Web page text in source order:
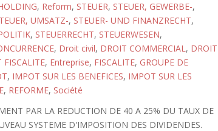
, Reform, STEUER, STEUER, GEWERBE-,
UMSATZ-, STEUER- UND FINANZRECHT,
, STEUERRECHT, STEUERWESEN,
, Droit civil, DROIT COMMERCIAL, DROIT
FISCALITE, Entreprise, FISCALITE, GROUPE DE
, IMPOT SUR LES BENEFICES, IMPOT SUR LES
, REFORME, Société
PAR LA REDUCTION DE 40 A 25% DU TAUX DE
SYSTEME D'IMPOSITION DES DIVIDENDES.